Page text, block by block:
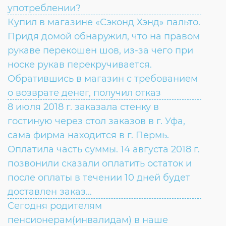
употреблении?
Купил в магазине «Сэконд Хэнд» пальто.
Придя домой обнаружил, что на правом
рукаве перекошен шов, из-за чего при
носке рукав перекручивается.
Обратившись в магазин с требованием
о возврате денег, получил отказ
ВОПРОС:
8 июля 2018 г. заказала стенку в
гостиную через стол заказов в г. Уфа,
сама фирма находится в г. Пермь.
Оплатила часть суммы. 14 августа 2018 г.
позвонили сказали оплатить остаток и
после оплаты в течении 10 дней будет
доставлен заказ...
ВОПРОС:
Сегодня родителям
пенсионерам(инвалидам) в наше